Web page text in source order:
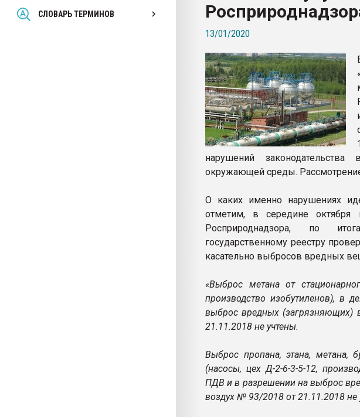
СЛОВАРЬ ТЕРМИНОВ
Всё, что касается выдува ПЭТ
бутылок
ПЕРЕЙТИ НА ФОРУМ
13/01/2020
нарушений
окружающей среды. Рассмотрение
О каких именно нарушениях
отметим, в середине октября
Росприроднадзора, по
государственному реестру
касательно выбросов вредных
«Выброс метана от
производство изобутиленов), в
выброс вредных
21.11.2018 не учтены.
Выброс пропана, этана, метана,
(насосы, цех Д-2-6-3-5-12,
ПДВ и в разрешении на выброс
воздух № 93/2018 от 21.11.2018 не